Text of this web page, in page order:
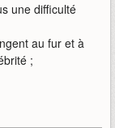
une difficulté
au fur et à
;